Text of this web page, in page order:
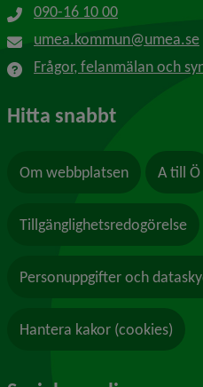
090-16 10 00
umea.kommun@umea.se
Frågor, felanmälan och
Hitta snabbt
Om webbplatsen A till Ö
Tillgänglighetsredogörelse
Personuppgifter och
Hantera kakor (cookies)